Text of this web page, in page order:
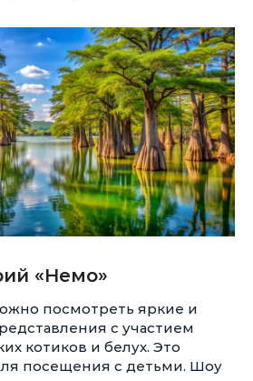
«Немо»
посмотреть яркие и
с участием
котиков и белух. Это
посещения с детьми. Шоу